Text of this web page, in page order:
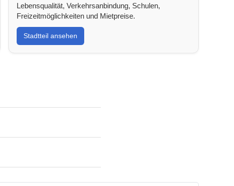
Lebensqualität, Verkehrsanbindung, Schulen,
Freizeitmöglichkeiten und Mietpreise.
Stadtteil ansehen